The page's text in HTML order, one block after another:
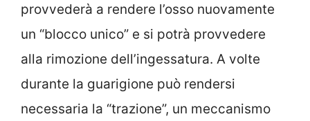
provvederà a rendere l’osso nuovamente
un “blocco unico” e si potrà provvedere
alla rimozione dell’ingessatura. A volte
durante la guarigione può rendersi
necessaria la “trazione”, un meccanismo